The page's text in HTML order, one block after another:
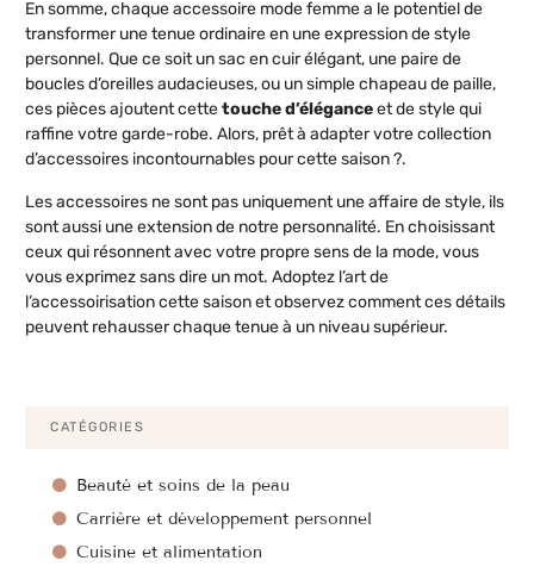
En somme, chaque accessoire mode femme a le potentiel de
transformer une tenue ordinaire en une expression de style
personnel. Que ce soit un sac en cuir élégant, une paire de
boucles d’oreilles audacieuses, ou un simple chapeau de paille,
ces pièces ajoutent cettetouche d’éléganceet de style qui
raffine votre garde-robe. Alors, prêt à adapter votre collection
d’accessoires incontournables pour cette saison ?.
Les accessoires ne sont pas uniquement une affaire de style, ils
sont aussi une extension de notre personnalité. En choisissant
ceux qui résonnent avec votre propre sens de la mode, vous
vous exprimez sans dire un mot. Adoptez l’art de
l’accessoirisation cette saison et observez comment ces détails
peuvent rehausser chaque tenue à un niveau supérieur.
CATÉGORIES
Beauté et soins de la peau
Carrière et développement personnel
Cuisine et alimentation